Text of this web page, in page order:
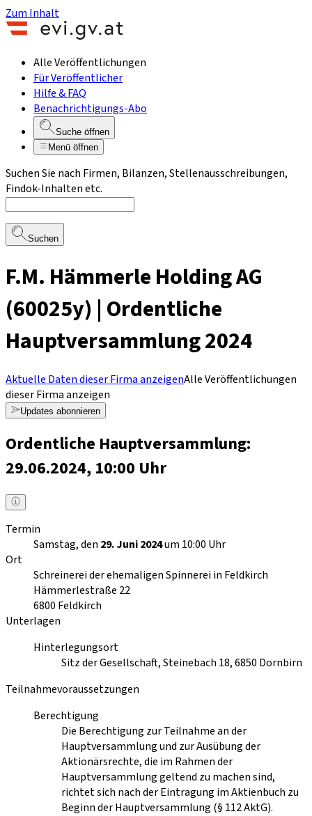
Zum Inhalt
Alle Veröffentlichungen
Für Veröffentlicher
Hilfe & FAQ
Benachrichtigungs-Abo
Suche öffnen
Menü öffnen
Suchen Sie nach Firmen, Bilanzen, Stellenausschreibungen,
Findok-Inhalten etc.
Suchen
F.M. Hämmerle Holding AG
(60025y) | Ordentliche
Hauptversammlung 2024
Aktuelle Daten dieser Firma anzeigenAlle Veröffentlichungen
dieser Firma anzeigen
Updates abonnieren
Ordentliche Hauptversammlung:
29.06.2024, 10:00 Uhr
Termin
Samstag, den 29. Juni 2024um 10:00 Uhr
Ort
Schreinerei der ehemaligen Spinnerei in Feldkirch
Hämmerlestraße 22
6800 Feldkirch
Unterlagen
Hinterlegungsort
Sitz der Gesellschaft, Steinebach 18, 6850 Dornbirn
Teilnahmevoraussetzungen
Berechtigung
Die Berechtigung zur Teilnahme an der
Hauptversammlung und zur Ausübung der
Aktionärsrechte, die im Rahmen der
Hauptversammlung geltend zu machen sind,
richtet sich nach der Eintragung im Aktienbuch zu
Beginn der Hauptversammlung (§ 112 AktG).